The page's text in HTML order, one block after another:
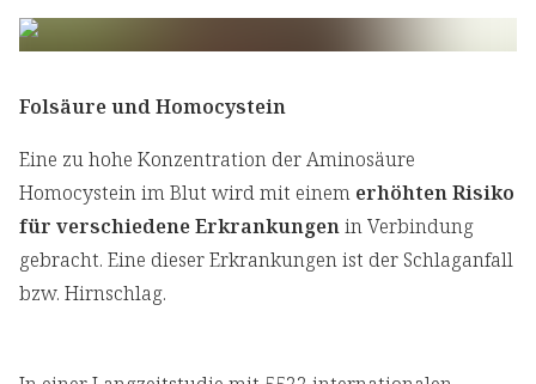
Folsäure und Homocystein
Eine zu hohe Konzentration der Aminosäure
Homocystein im Blut wird mit einem erhöhten Risiko
für verschiedene Erkrankungenin Verbindung
gebracht. Eine dieser Erkrankungen ist der Schlaganfall
bzw. Hirnschlag.